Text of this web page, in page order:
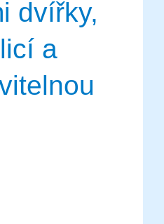
dvířky,
a